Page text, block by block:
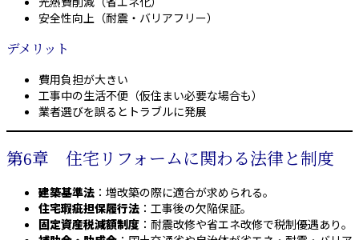
安全性向上（耐震・バリアフリー）
デメリット
費用負担が大きい
工事中の生活不便（仮住まい必要な場合も）
業者選びを誤るとトラブルに発展
第6章 住宅リフォームに関わる法律と制度
建築基準法 ：増改築の際に適合が求められる。
住宅瑕疵担保履行法 ：工事後の欠陥保証。
固定資産税減額制度 ：耐震改修や省エネ改修で税制優遇あり。